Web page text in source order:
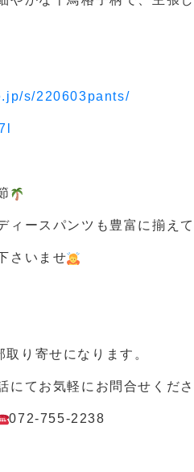
s/220603pants/
ィースパンツも豊富に揃え
さいませ
り寄せになります。
にてお気軽にお問合せくだ
072-755-2238